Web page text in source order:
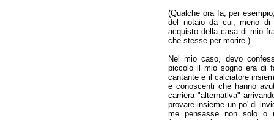
(Qualche ora fa, per
del notaio da cui, meno
acquisto della casa di mio
che stesse per morire.)
Nel mio caso, devo
piccolo il mio sogno era di
cantante e il calciatore
e conoscenti che hanno
carriera "alternativa"
provare insieme un po' di
me pensasse non solo o